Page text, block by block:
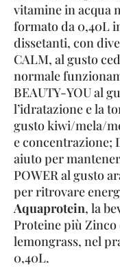
vitamine in acqua
formato da 0,40L
dissetanti, con
CALM, al gusto
normale
BEAUTY-YOU al
l’idratazione e la
gusto kiwi/mela/
e concentrazione;
aiuto per
POWER al gusto
per ritrovare
Aquaprotein, la
Proteine più Zinco
lemongrass, nel
0,40L.